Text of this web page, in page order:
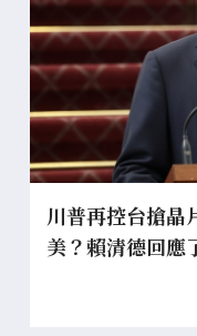
川普再控台搶晶
美？賴清德回應